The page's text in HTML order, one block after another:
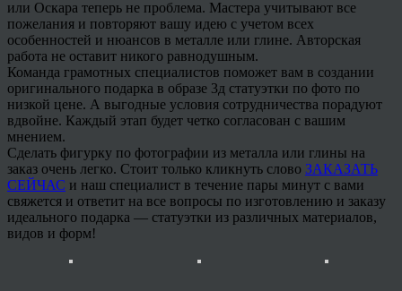
или Оскара теперь не проблема. Мастера учитывают все
пожелания и повторяют вашу идею с учетом всех
особенностей и нюансов в металле или глине. Авторская
работа не оставит никого равнодушным.
Команда грамотных специалистов поможет вам в создании
оригинального подарка в образе 3д статуэтки по фото по
низкой цене. А выгодные условия сотрудничества порадуют
вдвойне. Каждый этап будет четко согласован с вашим
мнением.
Сделать фигурку по фотографии из металла или глины на
заказ очень легко. Стоит только кликнуть слово ЗАКАЗАТЬ
СЕЙЧАС и наш специалист в течение пары минут с вами
свяжется и ответит на все вопросы по изготовлению и заказу
идеального подарка — статуэтки из различных материалов,
видов и форм!